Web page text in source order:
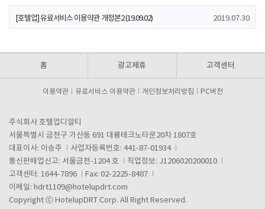
[호텔업] 유료서비스 이용약관 개정본2 (19.09.02) 2019.07.30
홈 광고제휴 고객센터
이용약관 유료서비스 이용약관 개인정보처리방침 PC버전
주식회사 호텔업디알티
서울특별시 금천구 가산동 691 대륭테크노타운20차 1807호
대표이사: 이송주
사업자등록번호: 441-87-01934
통신판매업신고: 서울금천-1204 호
직업정보: J1206020200010
고객센터: 1644-7896
Fax: 02-2225-8487
이메일: hdrt1109@hotelupdrt.com
Copyright ⓒ HotelupDRT Corp. All Right Reserved.